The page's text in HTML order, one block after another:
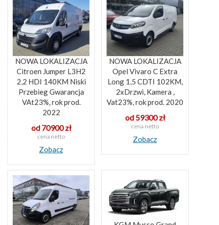
NOWA LOKALIZACJA
Citroen Jumper L3H2
2,2 HDI 140KM Niski
Przebieg Gwarancja
VAt23%, rok prod.
2022
od 70900 zł
cena netto
Zobacz
NOWA LOKALIZACJA
Opel Vivaro C Extra
Long 1,5 CDTI 102KM,
2xDrzwi, Kamera ,
Vat23%, rok prod. 2020
od 59300 zł
cena netto
Zobacz